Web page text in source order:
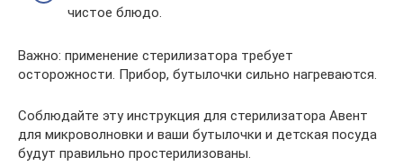
чистое блюдо.
Важно: применение стерилизатора требует
осторожности. Прибор, бутылочки сильно нагреваются.
Соблюдайте эту инструкция для стерилизатора Авент
для микроволновки и ваши бутылочки и детская посуда
будут правильно простерилизованы.